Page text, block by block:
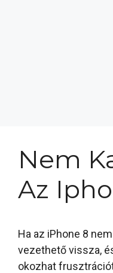
Nem
Az
Ha az iPhone 8
vezethető vissza,
okozhat